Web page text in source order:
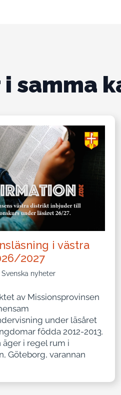
samma
i västra
2027
Svenska nyheter
av Missionsprovinsen
under läsåret
födda 2012-2013.
i regel rum i
Göteborg, varannan